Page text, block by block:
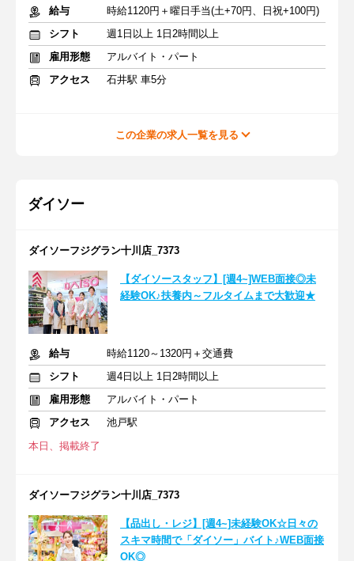
給与
時給1120円＋曜日手当(土+70円、日祝+100円)
シフト
週1日以上 1日2時間以上
雇用形態
アルバイト・パート
アクセス
石井駅 車5分
この企業の求人一覧を見る
ダイソー
ダイソーフジグラン十川店_7373
【ダイソースタッフ】[週4~]WEB面接◎未
経験OK♪扶養内～フルタイムまで大歓迎★
給与
時給1120～1320円＋交通費
シフト
週4日以上 1日2時間以上
雇用形態
アルバイト・パート
アクセス
池戸駅
本日、掲載終了
ダイソーフジグラン十川店_7373
【品出し・レジ】[週4~]未経験OK☆日々の
スキマ時間で「ダイソー」バイト♪WEB面接
OK◎